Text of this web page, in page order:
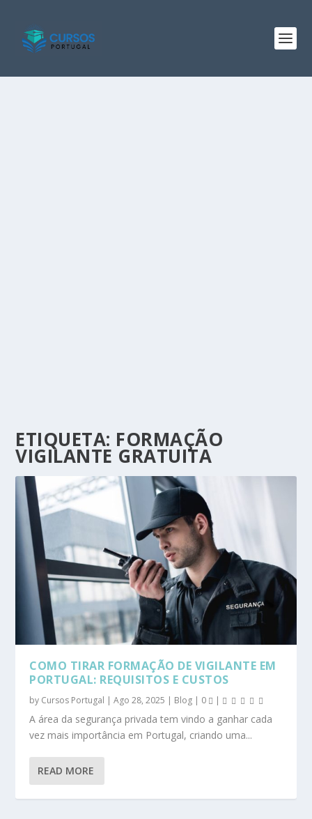
ETIQUETA: FORMAÇÃO
VIGILANTE GRATUITA
COMO TIRAR FORMAÇÃO DE VIGILANTE EM
PORTUGAL: REQUISITOS E CUSTOS
by Cursos Portugal |Ago 28, 2025 | Blog | 0 |
A área da segurança privada tem vindo a ganhar cada
vez mais importância em Portugal, criando uma...
READ MORE